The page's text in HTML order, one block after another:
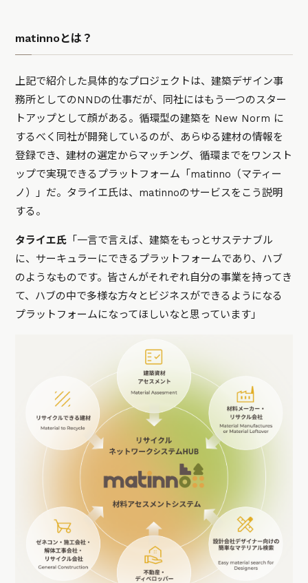
matinnoとは？
上記で紹介した具体的なプロジェクトは、建築デザイン事
務所としてのNNDの仕事だが、同社にはもう一つのスター
トアップとして顔がある。循環型の建築を New Norm に
するべく同社が開発しているのが、あらゆる建材の情報を
登録でき、建材の選定からマッチング、循環までをワンスト
ップで実現できるプラットフォーム「matinno（マティー
ノ）」だ。タライエ氏は、matinnoのサービスをこう説明
する。
タライエ氏 「一言で言えば、建築をもっとサステナブル
に、サーキュラーにできるプラットフォームであり、ハブ
のようなものです。皆さんがそれぞれ自分の事業を持ってき
て、ハブの中で多様な方々とビジネスができるようになる
プラットフォームになってほしいなと思っています」